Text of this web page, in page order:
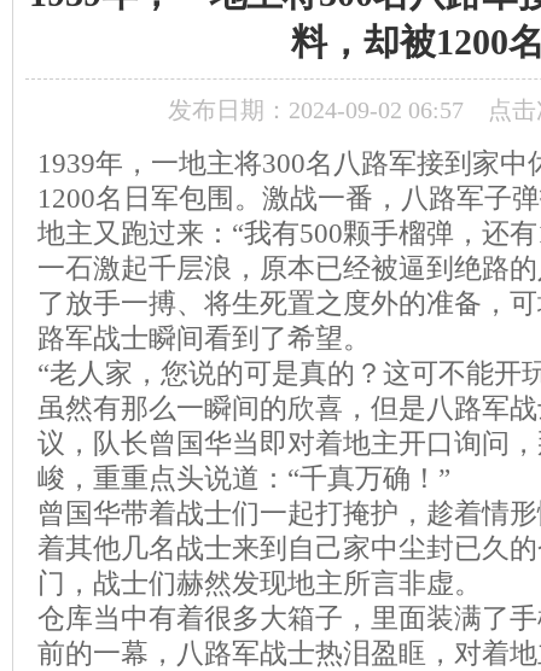
料，却被1200
发布日期：2024-09-02 06:57 点击
1939年，一地主将300名八路军接到家
1200名日军包围。激战一番，八路军子
地主又跑过来：“我有500颗手榴弹，还
一石激起千层浪，原本已经被逼到绝路
了放手一搏、将生死置之度外的准备，
路军战士瞬间看到了希望。
“老人家，您说的可是真的？这可不能开
虽然有那么一瞬间的欣喜，但是八路军
议，队长曾国华当即对着地主开口询问
峻，重重点头说道：“千真万确！”
曾国华带着战士们一起打掩护，趁着情
着其他几名战士来到自己家中尘封已久
门，战士们赫然发现地主所言非虚。
仓库当中有着很多大箱子，里面装满了
前的一幕，八路军战士热泪盈眶，对着